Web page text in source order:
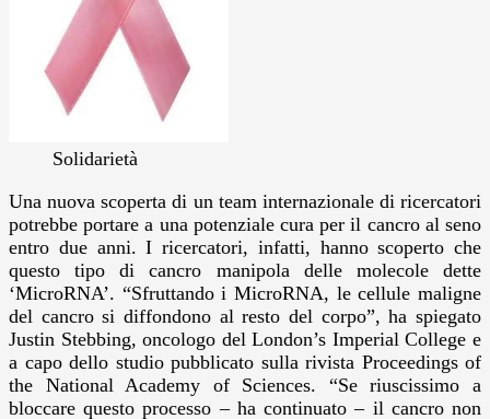
Solidarietà
Una nuova scoperta di un team internazionale di ricercatori
potrebbe portare a una potenziale cura per il cancro al seno
entro due anni. I ricercatori, infatti, hanno scoperto che
questo tipo di cancro manipola delle molecole dette
‘MicroRNA’. “Sfruttando i MicroRNA, le cellule maligne
del cancro si diffondono al resto del corpo”, ha spiegato
Justin Stebbing, oncologo del London’s Imperial College e
a capo dello studio pubblicato sulla rivista Proceedings of
the National Academy of Sciences. “Se riuscissimo a
bloccare questo processo – ha continuato – il cancro non